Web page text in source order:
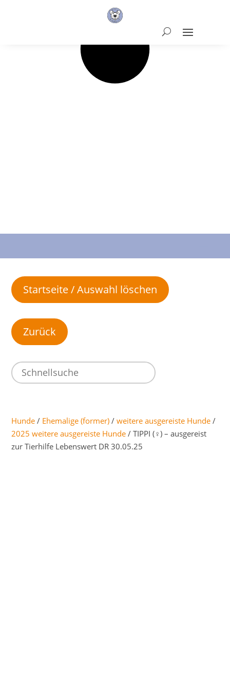
Startseite / Auswahl löschen
Hunde / Ehemalige (former) /weitere ausgereiste Hunde /
2025 weitere ausgereiste Hunde / TIPPI (♀) – ausgereist
zur Tierhilfe Lebenswert DR 30.05.25